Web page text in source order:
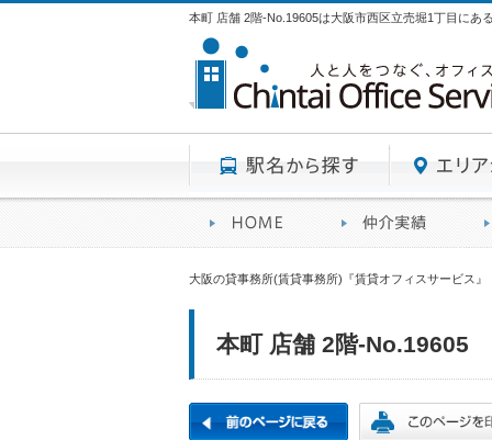
本町 店舗 2階-No.19605は大阪市西区立売堀1丁目にあ
大阪の貸事務所(賃貸事務所)『賃貸オフィスサービス』
本町 店舗 2階-No.19605